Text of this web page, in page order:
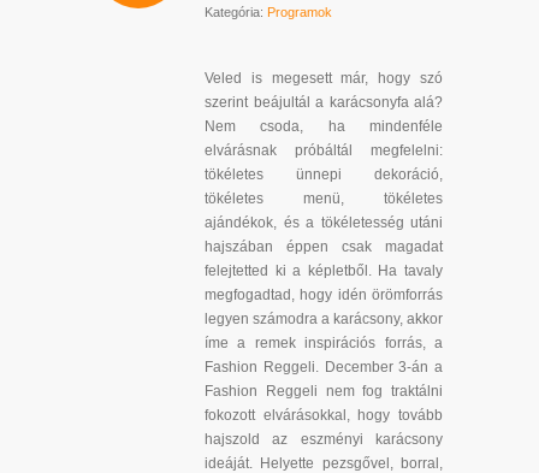
Kategória: Programok
Veled is megesett már, hogy szó
szerint beájultál a karácsonyfa alá?
Nem csoda, ha mindenféle
elvárásnak próbáltál megfelelni:
tökéletes ünnepi dekoráció,
tökéletes menü, tökéletes
ajándékok, és a tökéletesség utáni
hajszában éppen csak magadat
felejtetted ki a képletből. Ha tavaly
megfogadtad, hogy idén örömforrás
legyen számodra a karácsony, akkor
íme a remek inspirációs forrás, a
Fashion Reggeli. December 3-án a
Fashion Reggeli nem fog traktálni
fokozott elvárásokkal, hogy tovább
hajszold az eszményi karácsony
ideáját. Helyette pezsgővel, borral,